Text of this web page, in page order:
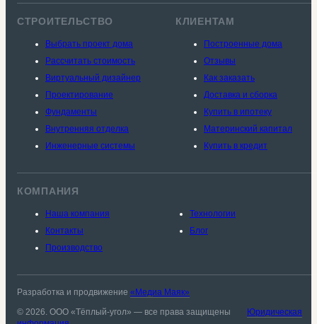
СТРОИТЕЛЬСТВО
Выбрать проект дома
Рассчитать стоимость
Виртуальный дизайнер
Проектирование
Фундаменты
Внутренняя отделка
Инженерные системы
КЛИЕНТАМ
Построенные дома
Отзывы
Как заказать
Доставка и сборка
Купить в ипотеку
Материнский капитал
Купить в кредит
КОМПАНИЯ
Наша компания
Контакты
Производство
Технологии
Блог
© 2026. ООО «Тёплый-угол» — все права защищены
Юридическая
Разработка и продвижение «Медиа Маяк»